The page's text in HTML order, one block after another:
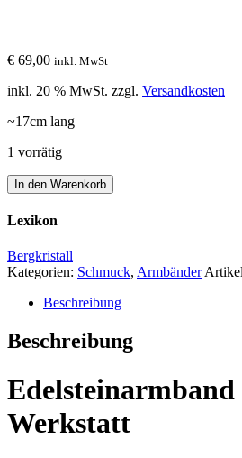
€ 69,00 inkl. MwSt
inkl. 20 % MwSt. zzgl. Versandkosten
~17cm lang
1 vorrätig
Edelsteinarmband
Menge
In den Warenkorb
Lexikon
Bergkristall
Kategorien: Schmuck, Armbänder
Beschreibung
Beschreibung
Werkstatt